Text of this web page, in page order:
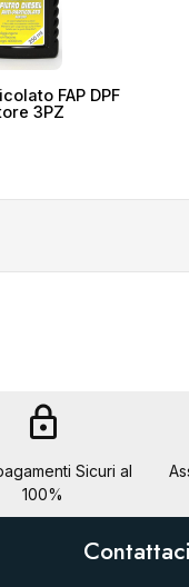
FAP DPF
3PZ
lock
Sicuri al
100%